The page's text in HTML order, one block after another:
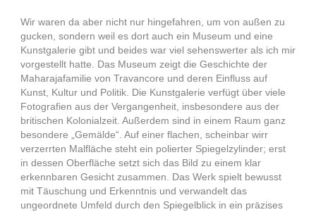
Wir waren da aber nicht nur hingefahren, um von außen zu
gucken, sondern weil es dort auch ein Museum und eine
Kunstgalerie gibt und beides war viel sehenswerter als ich mir
vorgestellt hatte. Das Museum zeigt die Geschichte der
Maharajafamilie von Travancore und deren Einfluss auf
Kunst, Kultur und Politik. Die Kunstgalerie verfügt über viele
Fotografien aus der Vergangenheit, insbesondere aus der
britischen Kolonialzeit. Außerdem sind in einem Raum ganz
besondere „Gemälde“. Auf einer flachen, scheinbar wirr
verzerrten Malfläche steht ein polierter Spiegelzylinder; erst
in dessen Oberfläche setzt sich das Bild zu einem klar
erkennbaren Gesicht zusammen. Das Werk spielt bewusst
mit Täuschung und Erkenntnis und verwandelt das
ungeordnete Umfeld durch den Spiegelblick in ein präzises